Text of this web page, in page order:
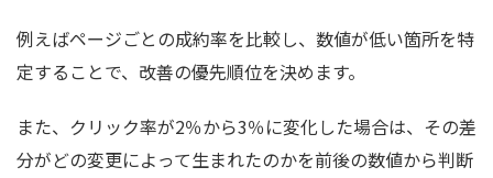
例えばページごとの成約率を比較し、数値が低い箇所を特
定することで、改善の優先順位を決めます。
また、クリック率が2％から3％に変化した場合は、その差
分がどの変更によって生まれたのかを前後の数値から判断